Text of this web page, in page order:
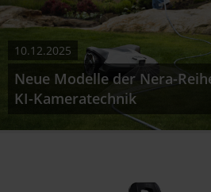
10.12.2025
Neue Modelle der Nera-
KI-Kameratechnik